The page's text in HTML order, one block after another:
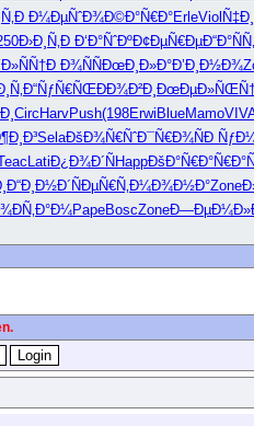
Ð¼ÐµÑˆÐ¾Ð©Ð°Ñ€Ð°ErleViol
Ð›Ð¸Ñ‚Ð Ð‘Ð°ÑˆÐºÐ¢ÐµÑ€ÐµÐ“Ð°ÑÑ‚
Ð Ð¾ÑÑÐœÐ¸Ð»Ð°Ð’Ð¸Ð½Ð¾
Ð“ÑƒÑ€ÑŒÐÐ¾Ð²Ð¸ ÐœÐµÐ»ÑŒ
Circ HarvPush(198Erwi BlueMamo
SelaÐšÐ¾Ñ€ÑˆÐ¯Ñ€Ð¾ÑÐ
LatiÐ¿Ð¾Ð´Ñ HappÐšÐ°Ñ€Ð°
Ð“Ð¸Ð½Ð´ ÑÐµÑ€Ñ‚Ð¼Ð¾Ð½Ð°Zone
ÐÑ‚Ð°Ð¼PapeBoscZoneÐ—ÐµÐ¼Ð»